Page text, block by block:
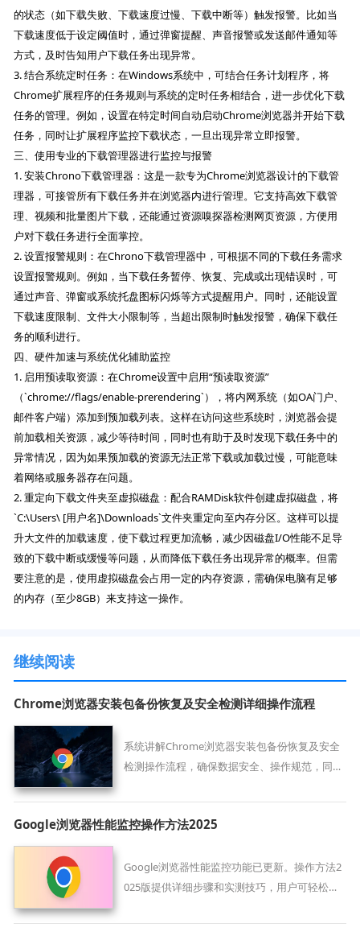
的状态（如下载失败、下载速度过慢、下载中断等）触发报警。比如当
下载速度低于设定阈值时，通过弹窗提醒、声音报警或发送邮件通知等
方式，及时告知用户下载任务出现异常。
3. 结合系统定时任务：在Windows系统中，可结合任务计划程序，将
Chrome扩展程序的任务规则与系统的定时任务相结合，进一步优化下载
任务的管理。例如，设置在特定时间自动启动Chrome浏览器并开始下载
任务，同时让扩展程序监控下载状态，一旦出现异常立即报警。
三、使用专业的下载管理器进行监控与报警
1. 安装Chrono下载管理器：这是一款专为Chrome浏览器设计的下载管
理器，可接管所有下载任务并在浏览器内进行管理。它支持高效下载管
理、视频和批量图片下载，还能通过资源嗅探器检测网页资源，方便用
户对下载任务进行全面掌控。
2. 设置报警规则：在Chrono下载管理器中，可根据不同的下载任务需求
设置报警规则。例如，当下载任务暂停、恢复、完成或出现错误时，可
通过声音、弹窗或系统托盘图标闪烁等方式提醒用户。同时，还能设置
下载速度限制、文件大小限制等，当超出限制时触发报警，确保下载任
务的顺利进行。
四、硬件加速与系统优化辅助监控
1. 启用预读取资源：在Chrome设置中启用“预读取资源”
（`chrome://flags/enable-prerendering`），将内网系统（如OA门户、
邮件客户端）添加到预加载列表。这样在访问这些系统时，浏览器会提
前加载相关资源，减少等待时间，同时也有助于及时发现下载任务中的
异常情况，因为如果预加载的资源无法正常下载或加载过慢，可能意味
着网络或服务器存在问题。
2. 重定向下载文件夹至虚拟磁盘：配合RAMDisk软件创建虚拟磁盘，将
`C:\Users\ [用户名]\Downloads`文件夹重定向至内存分区。这样可以提
升大文件的加载速度，使下载过程更加流畅，减少因磁盘I/O性能不足导
致的下载中断或缓慢等问题，从而降低下载任务出现异常的概率。但需
要注意的是，使用虚拟磁盘会占用一定的内存资源，需确保电脑有足够
的内存（至少8GB）来支持这一操作。
继续阅读
Chrome浏览器安装包备份恢复及安全检测详细操作流程
系统讲解Chrome浏览器安装包备份恢复及安全
检测操作流程，确保数据安全、操作规范，同时
Google浏览器性能监控操作方法2025
Google浏览器性能监控功能已更新。操作方法2
025版提供详细步骤和实测技巧，用户可轻松掌
操作体验。